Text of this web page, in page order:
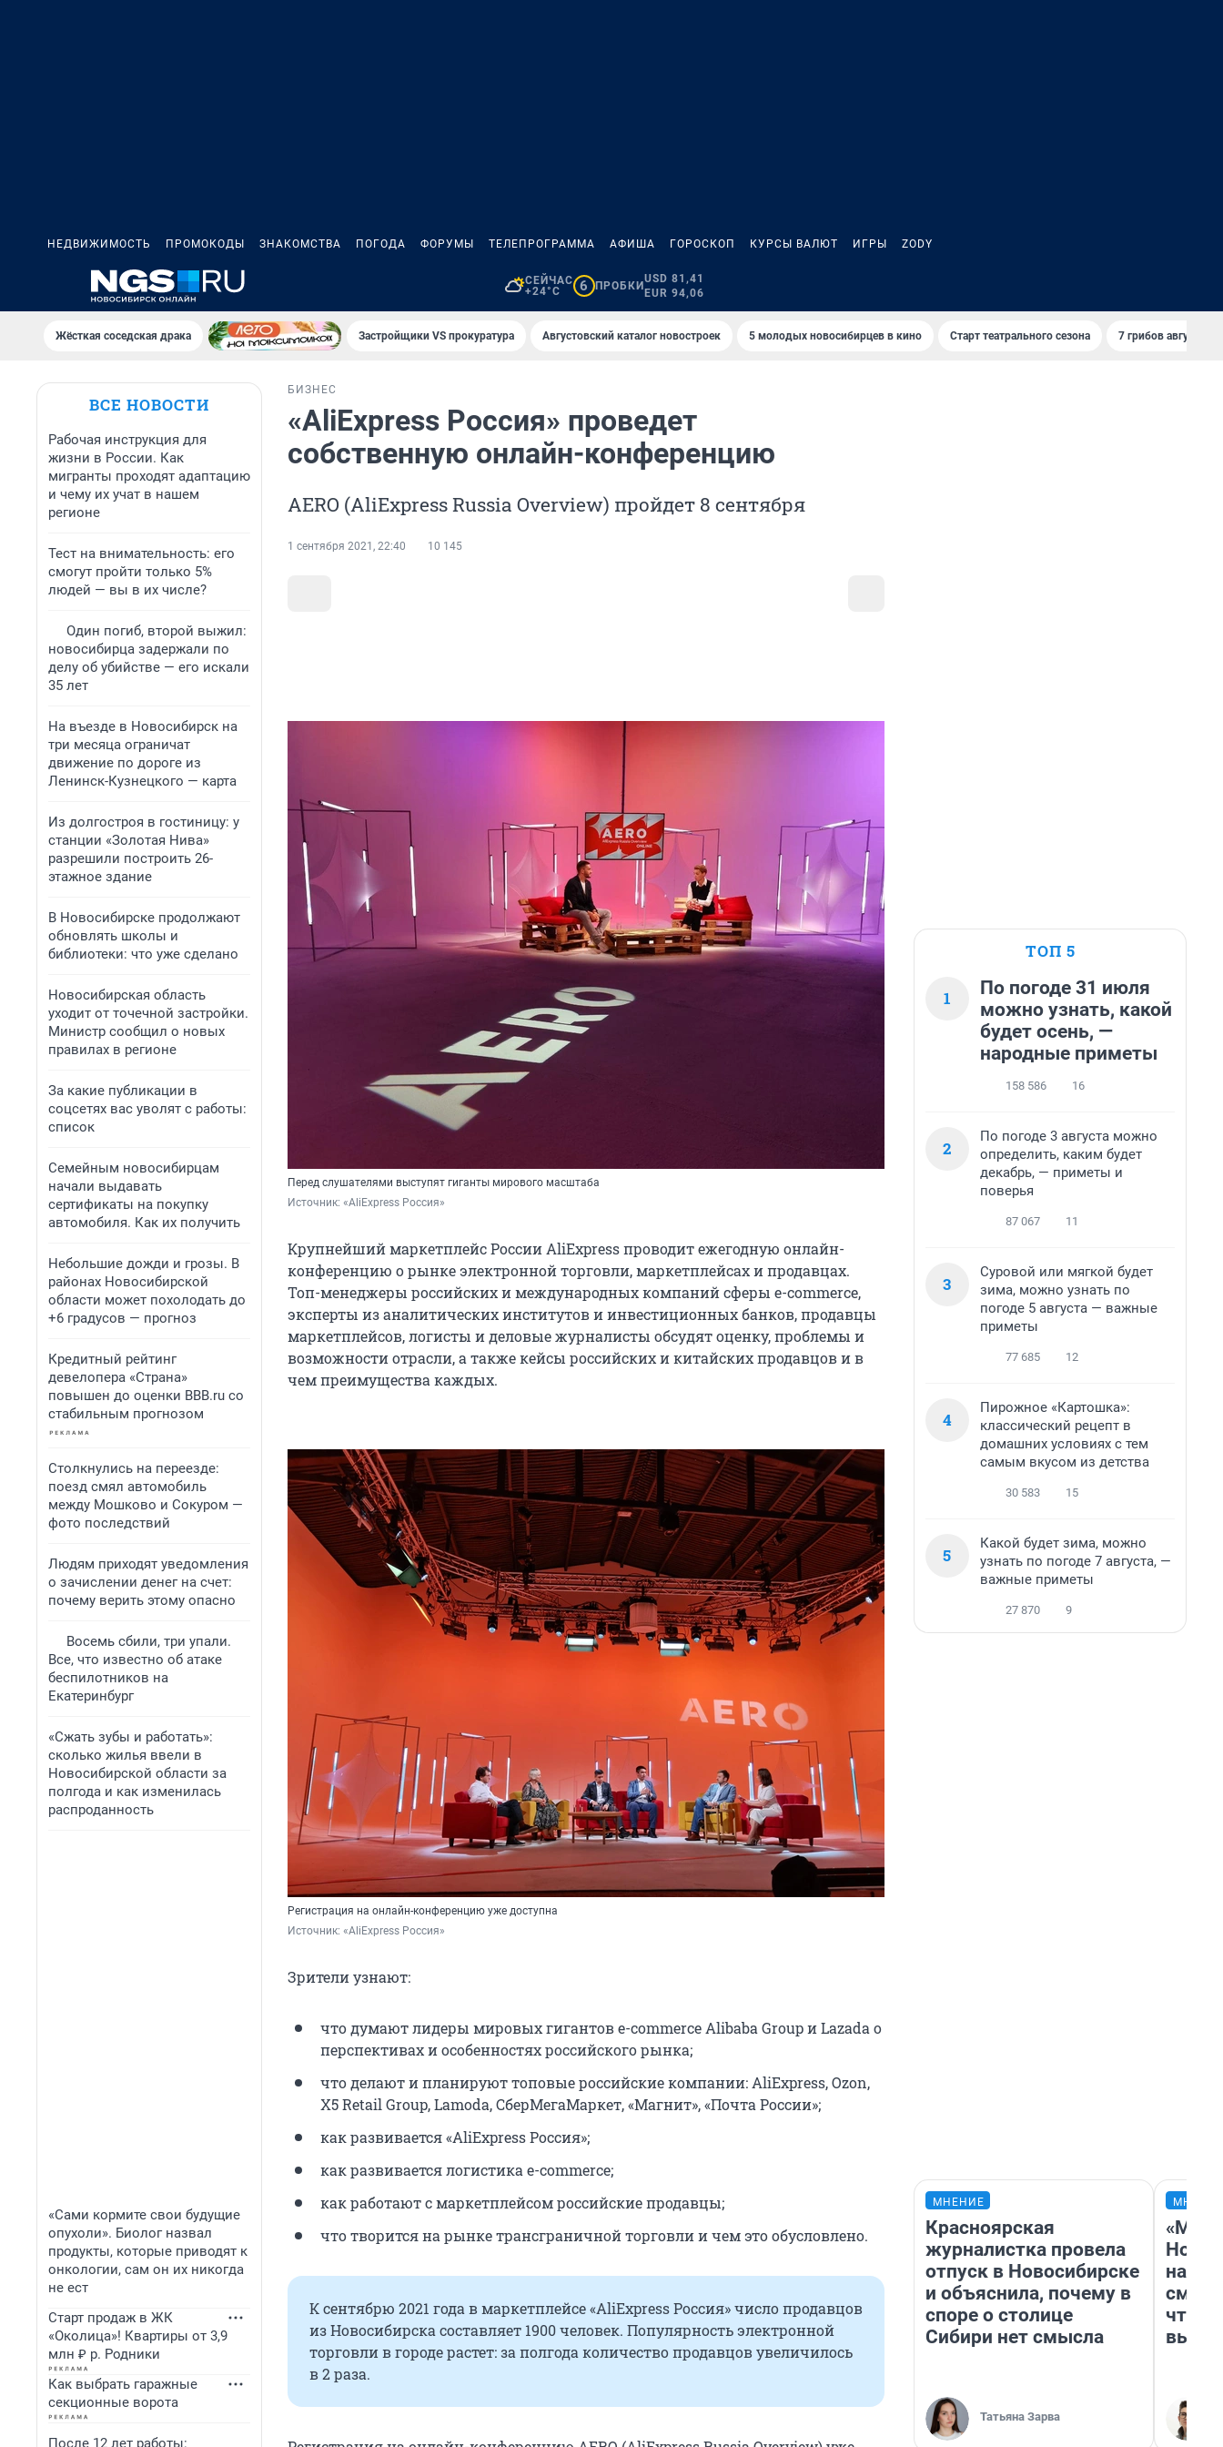
НЕДВИЖИМОСТЬ ПРОМОКОДЫ ЗНАКОМСТВА ПОГОДА ФОРУМЫ ТЕЛЕПРОГРАММА АФИША ГОРОСКОП КУРСЫ ВАЛЮТ ИГРЫ ZODY
СЕЙЧАС
+24°C
6 ПРОБКИ
USD 81,41
EUR 94,06
Жёсткая соседская драка Застройщики VS прокуратура Августовский каталог новостроек 5 молодых новосибирцев в кино Старт театрального сезона 7 грибов августа
ВСЕ НОВОСТИ
Рабочая инструкция для
жизни в России. Как
мигранты проходят адаптацию
и чему их учат в нашем
регионе
Тест на внимательность: его
смогут пройти только 5%
людей — вы в их числе?
Один погиб, второй выжил:
новосибирца задержали по
делу об убийстве — его искали
35 лет
На въезде в Новосибирск на
три месяца ограничат
движение по дороге из
Ленинск-Кузнецкого — карта
Из долгостроя в гостиницу: у
станции «Золотая Нива»
разрешили построить 26-
этажное здание
В Новосибирске продолжают
обновлять школы и
библиотеки: что уже сделано
Новосибирская область
уходит от точечной застройки.
Министр сообщил о новых
правилах в регионе
За какие публикации в
соцсетях вас уволят с работы:
список
Семейным новосибирцам
начали выдавать
сертификаты на покупку
автомобиля. Как их получить
Небольшие дожди и грозы. В
районах Новосибирской
области может похолодать до
+6 градусов — прогноз
Кредитный рейтинг
девелопера «Страна»
повышен до оценки BBB.ru со
стабильным прогнозом
Столкнулись на переезде:
поезд смял автомобиль
между Мошково и Сокуром —
фото последствий
Людям приходят уведомления
о зачислении денег на счет:
почему верить этому опасно
Восемь сбили, три упали.
Все, что известно об атаке
беспилотников на
Екатеринбург
«Сжать зубы и работать»:
сколько жилья ввели в
Новосибирской области за
полгода и как изменилась
распроданность
«Сами кормите свои будущие
опухоли». Биолог назвал
продукты, которые приводят к
онкологии, сам он их никогда
не ест
Старт продаж в ЖК
«Околица»! Квартиры от 3,9
млн ₽ р. Родники
Как выбрать гаражные
секционные ворота
После 12 лет работы:
БИЗНЕС
«AliExpress Россия» проведет
собственную онлайн-конференцию
AERO (AliExpress Russia Overview) пройдет 8 сентября
1 сентября 2021, 22:40 10 145
Перед слушателями выступят гиганты мирового масштаба
Источник: «AliExpress Россия»
Крупнейший маркетплейс России AliExpress проводит ежегодную онлайн-
конференцию о рынке электронной торговли, маркетплейсах и продавцах.
Топ-менеджеры российских и международных компаний сферы e-commerce,
эксперты из аналитических институтов и инвестиционных банков, продавцы
маркетплейсов, логисты и деловые журналисты обсудят оценку, проблемы и
возможности отрасли, а также кейсы российских и китайских продавцов и в
чем преимущества каждых.
Регистрация на онлайн-конференцию уже доступна
Источник: «AliExpress Россия»
Зрители узнают:
что думают лидеры мировых гигантов e-commerce Alibaba Group и Lazada о
перспективах и особенностях российского рынка;
что делают и планируют топовые российские компании: AliExpress, Ozon,
X5 Retail Group, Lamoda, СберМегаМаркет, «Магнит», «Почта России»;
как развивается «AliExpress Россия»;
как развивается логистика e-commerce;
как работают с маркетплейсом российские продавцы;
что творится на рынке трансграничной торговли и чем это обусловлено.
К сентябрю 2021 года в маркетплейсе «AliExpress Россия» число продавцов
из Новосибирска составляет 1900 человек. Популярность электронной
торговли в городе растет: за полгода количество продавцов увеличилось
в 2 раза.
ТОП 5
1
По погоде 31 июля
можно узнать, какой
будет осень, —
народные приметы
158 586 16
2
По погоде 3 августа можно
определить, каким будет
декабрь, — приметы и
поверья
87 067 11
3
Суровой или мягкой будет
зима, можно узнать по
погоде 5 августа — важные
приметы
77 685 12
4
Пирожное «Картошка»:
классический рецепт в
домашних условиях с тем
самым вкусом из детства
30 583 15
5
Какой будет зима, можно
узнать по погоде 7 августа, —
важные приметы
27 870 9
МНЕНИЕ
Красноярская
журналистка провела
отпуск в Новосибирске
и объяснила, почему в
споре о столице
Сибири нет смысла
Татьяна Зарва
«Мы